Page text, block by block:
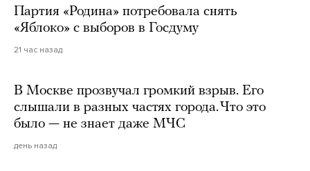
Партия «Родина» потребовала снять
«Яблоко» с выборов в Госдуму
21 час назад
В Москве прозвучал громкий взрыв. Его
слышали в разных частях города. Что это
было — не знает даже МЧС
день назад